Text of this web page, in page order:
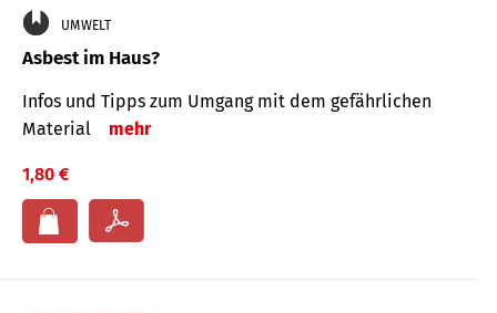
UMWELT
Asbest im Haus?
Infos und Tipps zum Um­gang mit dem ge­fähr­lichen
Mate­rial
mehr
1,80 €